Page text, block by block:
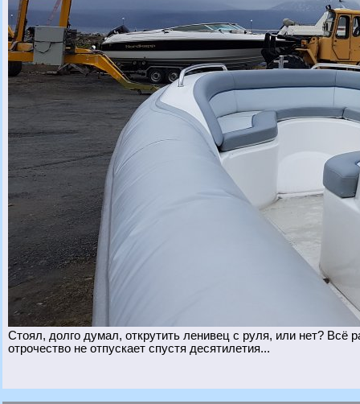
Стоял, долго думал, открутить ленивец с руля, или нет?
отрочество не отпускает спустя десятилетия...